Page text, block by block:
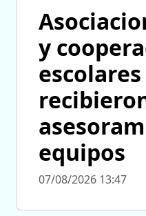
y
equipos
07/08/2026 13:47